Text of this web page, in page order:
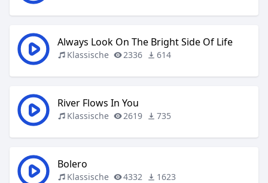
Always Look On The Bright Side Of Life
Klassische 2336 614
River Flows In You
Klassische 2619 735
Bolero
Klassische 4332 1623